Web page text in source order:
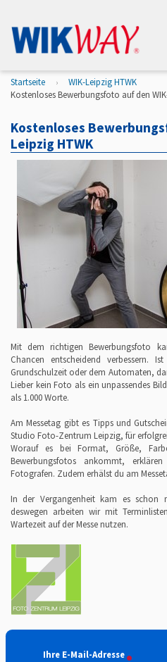
Startseite
WIK-Leipzig HTWK
Kostenloses Bewerbungsfoto auf den
Kostenloses
Leipzig HTWK
Mit dem richtigen Bewerbungsfoto
Chancen entscheidend verbessern.
Grundschulzeit oder dem Automaten,
Lieber kein Foto als ein unpassendes
als 1.000 Worte.
Am Messetag gibt es Tipps und
Studio Foto-Zentrum Leipzig, für
Worauf es bei Format, Größe,
Bewerbungsfotos ankommt,
Fotografen. Zudem erhälst du am
In der Vergangenheit kam es schon
deswegen arbeiten wir mit
Wartezeit auf der Messe nutzen.
Ihre E-Mail-Adresse